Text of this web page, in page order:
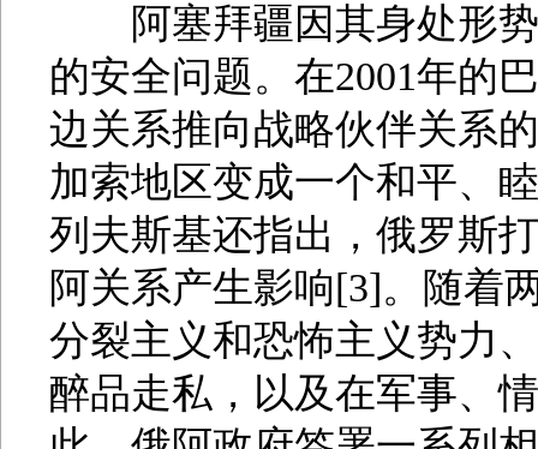
阿塞拜疆因其身处形势
的安全问题。在2001年的
边关系推向战略伙伴关系
加索地区变成一个和平、
列夫斯基还指出，俄罗斯
阿关系产生影响[3]。随着
分裂主义和恐怖主义势力
醉品走私，以及在军事、